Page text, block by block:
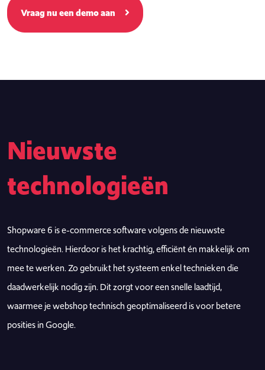
Vraag nu een demo aan
Nieuwste
technologieën
Shopware 6 is e-commerce software volgens de nieuwste
technologieën. Hierdoor is het krachtig, efficiënt én makkelijk om
mee te werken. Zo gebruikt het systeem enkel technieken die
daadwerkelijk nodig zijn. Dit zorgt voor een snelle laadtijd,
waarmee je webshop technisch geoptimaliseerd is voor betere
posities in Google.